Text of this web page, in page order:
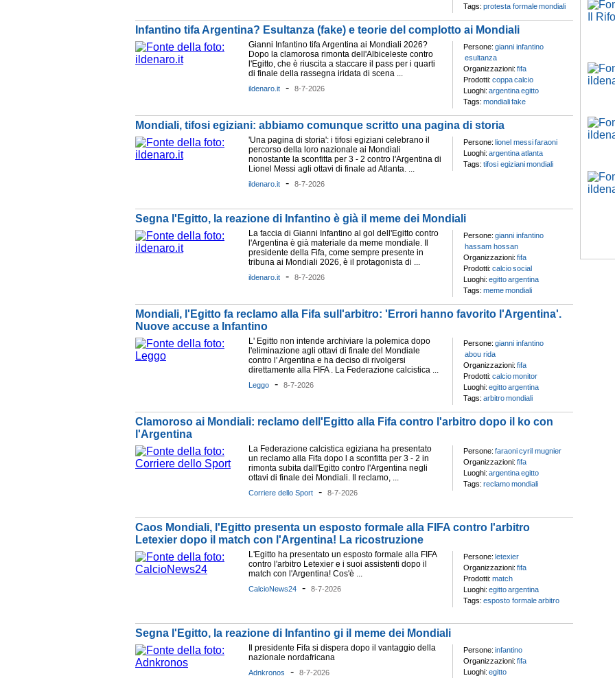
Tags: protesta formalemondiali
Infantino tifa Argentina? Esultanza (fake) e teorie del complotto ai Mondiali
Gianni Infantino tifa Argentina ai Mondiali 2026?
Dopo la clamorosa rimonta dell'Albiceleste contro
l'Egitto, che è riuscita a staccare il pass per i quarti
di finale della rassegna iridata di scena ...
ildenaro.it - 8-7-2026
Persone: gianni infantino
esultanza
Organizzazioni: fifa
Prodotti: coppacalcio
Luoghi: argentinaegitto
Tags: mondialifake
Mondiali, tifosi egiziani: abbiamo comunque scritto una pagina di storia
'Una pagina di storia': i tifosi egiziani celebrano il
percorso della loro nazionale ai Mondiali
nonostante la sconfitta per 3 - 2 contro l'Argentina di
Lionel Messi agli ottavi di finale ad Atlanta. ...
ildenaro.it - 8-7-2026
Persone: lionel messifaraoni
Luoghi: argentinaatlanta
Tags: tifosi egizianimondiali
Segna l'Egitto, la reazione di Infantino è già il meme dei Mondiali
La faccia di Gianni Infantino al gol dell'Egitto contro
l'Argentina è già materiale da meme mondiale. Il
presidente della Fifa, come sempre presente in
tribuna ai Mondiali 2026, è il protagonista di ...
ildenaro.it - 8-7-2026
Persone: gianni infantino
hassam hossan
Organizzazioni: fifa
Prodotti: calciosocial
Luoghi: egittoargentina
Tags: mememondiali
Mondiali, l'Egitto fa reclamo alla Fifa sull'arbitro: 'Errori hanno favorito l'Argentina'.
Nuove accuse a Infantino
L' Egitto non intende archiviare la polemica dopo
l'eliminazione agli ottavi di finale del Mondiale
contro l' Argentina e ha deciso di rivolgersi
direttamente alla FIFA . La Federazione calcistica ...
Leggo - 8-7-2026
Persone: gianni infantino
abou rida
Organizzazioni: fifa
Prodotti: calciomonitor
Luoghi: egittoargentina
Tags: arbitromondiali
Clamoroso ai Mondiali: reclamo dell'Egitto alla Fifa contro l'arbitro dopo il ko con
l'Argentina
La Federazione calcistica egiziana ha presentato
un reclamo alla Fifa dopo l a sconfitta per 3 - 2 in
rimonta subita dall'Egitto contro l'Argentina negli
ottavi di finale dei Mondiali. Il reclamo, ...
Corriere dello Sport - 8-7-2026
Persone: faraonicyril mugnier
Organizzazioni: fifa
Luoghi: argentinaegitto
Tags: reclamomondiali
Caos Mondiali, l'Egitto presenta un esposto formale alla FIFA contro l'arbitro
Letexier dopo il match con l'Argentina! La ricostruzione
L'Egitto ha presentato un esposto formale alla FIFA
contro l'arbitro Letexier e i suoi assistenti dopo il
match con l'Argentina! Cos'è ...
CalcioNews24 - 8-7-2026
Persone: letexier
Organizzazioni: fifa
Prodotti: match
Luoghi: egittoargentina
Tags: esposto formalearbitro
Segna l'Egitto, la reazione di Infantino gi il meme dei Mondiali
Il presidente Fifa si dispera dopo il vantaggio della
nazionale nordafricana
Adnkronos - 8-7-2026
Persone: infantino
Organizzazioni: fifa
Luoghi: egitto